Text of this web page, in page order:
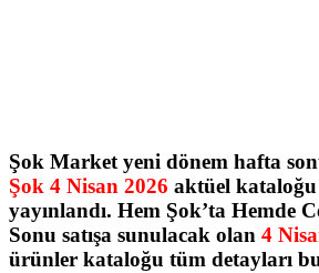
Şok Market yeni dönem hafta
Şok 4 Nisan 2026 aktüel
yayınlandı. Hem Şok’ta Hemde
Sonu satışa sunulacak olan 4
ürünler kataloğu tüm detayları